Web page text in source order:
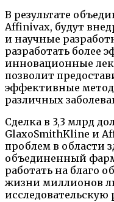
В результате
Affinivax, будут
и научные
разработать более
инновационные
позволит
эффективные
различных
Сделка в 3,3 млрд
GlaxoSmithKline и
проблем в области
объединенный
работать на благо
жизни миллионов
исследовательскую